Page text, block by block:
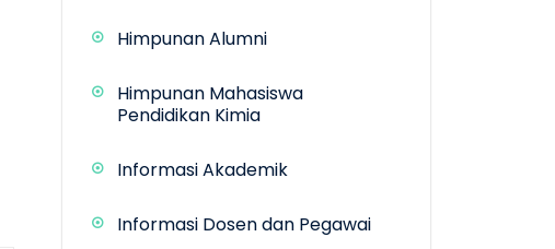
Himpunan Alumni
Himpunan Mahasiswa
Pendidikan Kimia
Informasi Akademik
Informasi Dosen dan Pegawai